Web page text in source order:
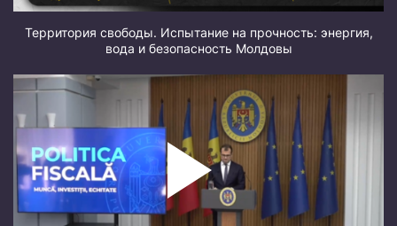
Территория свободы. Испытание на прочность: энергия,
вода и безопасность Молдовы